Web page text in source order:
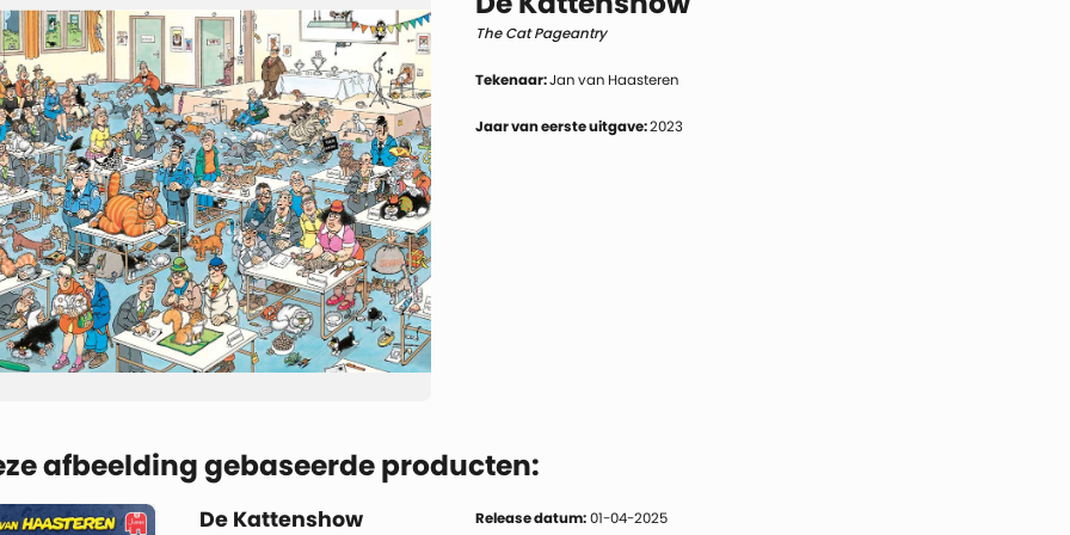
The Cat Pageantry
Tekenaar:Jan van Haasteren
Jaar van eerste uitgave:2023
afbeelding gebaseerde producten:
De Kattenshow Release datum: 01-04-2025